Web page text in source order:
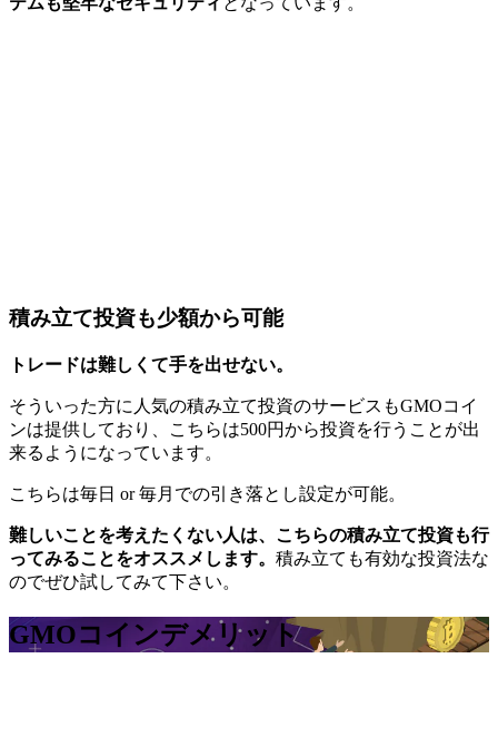
積み立て投資も少額から可能
トレードは難しくて手を出せない。
そういった方に人気の積み立て投資のサービスもGMOコイ
ンは提供しており、こちらは500円から投資を行うことが出
来るようになっています。
こちらは毎日 or 毎月での引き落とし設定が可能。
難しいことを考えたくない人は、こちらの積み立て投資も行
ってみることをオススメします。 積み立ても有効な投資法な
のでぜひ試してみて下さい。
GMOコインデメリット